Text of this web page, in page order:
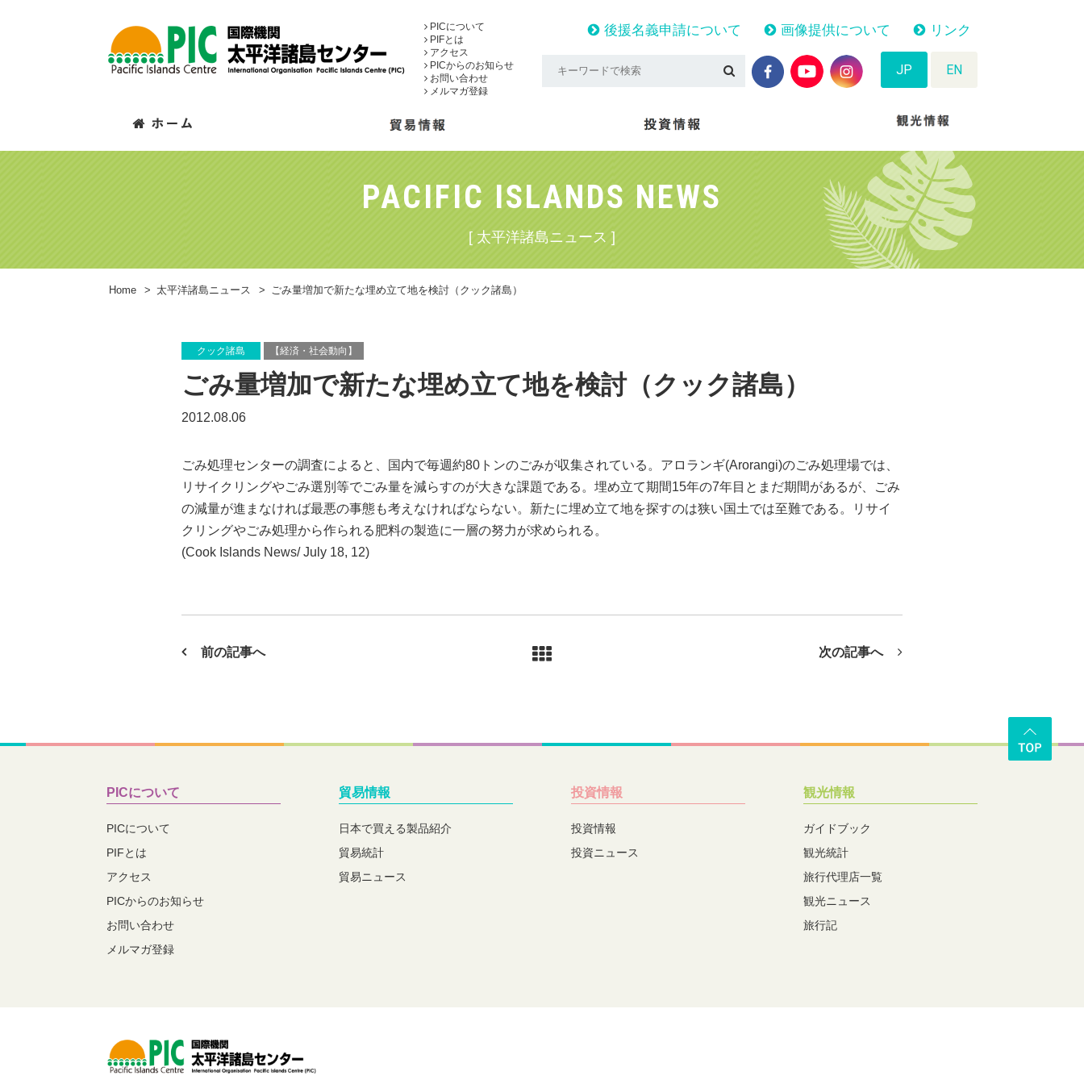
PICについて
PIFとは
アクセス
PICからのお知らせ
お問い合わせ
メルマガ登録
後援名義申請について 画像提供について リンク
JP EN
PACIFIC ISLANDS NEWS
[ 太平洋諸島ニュース ]
Home > 太平洋諸島ニュース > ごみ量増加で新たな埋め立て地を検討（クック諸島）
クック諸島 【経済・社会動向】
ごみ量増加で新たな埋め立て地を検討（クック諸島）
2012.08.06
ごみ処理センターの調査によると、国内で毎週約80トンのごみが収集されている。アロランギ(Arorangi)のごみ処理場では、
リサイクリングやごみ選別等でごみ量を減らすのが大きな課題である。埋め立て期間15年の7年目とまだ期間があるが、ごみ
の減量が進まなければ最悪の事態も考えなければならない。新たに埋め立て地を探すのは狭い国土では至難である。リサイ
クリングやごみ処理から作られる肥料の製造に一層の努力が求められる。
(Cook Islands News/ July 18, 12)
前の記事へ 次の記事へ
PICについて
PICについて
PIFとは
アクセス
PICからのお知らせ
お問い合わせ
メルマガ登録
貿易情報
日本で買える製品紹介
貿易統計
貿易ニュース
投資情報
投資情報
投資ニュース
観光情報
ガイドブック
観光統計
旅行代理店一覧
観光ニュース
旅行記